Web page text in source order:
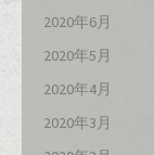
2020年6月
2020年5月
2020年4月
2020年3月